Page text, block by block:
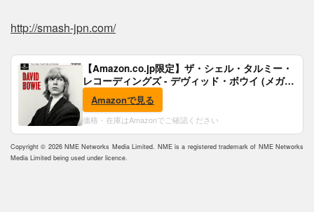
http://smash-jpn.com/
【Amazon.co.jp限定】ザ・シェル・タルミー・
レコーディングズ - デヴィッド・ボウイ (メガジ
ャケ付)
Amazonで見る
価格・在庫はAmazonでご確認ください
Copyright © 2026 NME Networks Media Limited. NME is a registered trademark of NME Networks
Media Limited being used under licence.